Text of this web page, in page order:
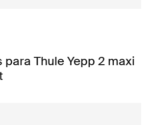
para Thule Yepp 2 maxi